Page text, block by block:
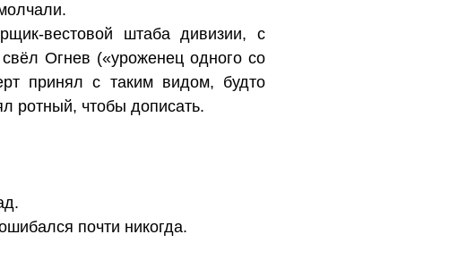
вестовой штаба дивизии, с
Огнев («уроженец одного со
принял с таким видом, будто
ротный, чтобы дописать.
почти никогда.